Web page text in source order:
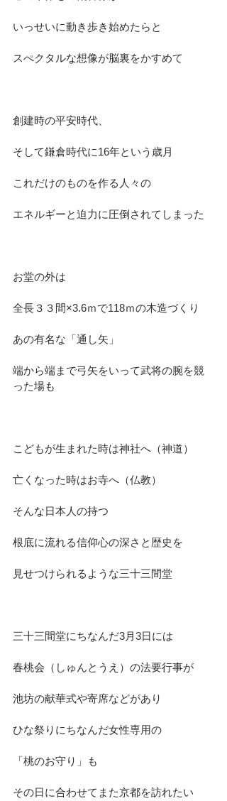
いっせいに動き歩き始めたらと
スぺクタルな想像が脳裏をかすめて
創建時の平安時代、
そして鎌倉時代に16年という歳月
これだけのものを作る人々の
エネルギーと迫力に圧倒されてしまった
お堂の外は
全長３３間×3.6ｍで118ｍの木造づくり
あの有名な「通し矢」
端から端まで弓矢をいって武将の腕を競
った場も
こどもが生まれた時は神社へ（神道）
亡くなった時はお寺へ（仏教）
そんな日本人の持つ
根底に流れる信仰心の深さと歴史を
見せつけられるような三十三間堂
三十三間堂にちなんだ3月3日には
春桃会（しゅんとうえ）の法要行事が
池坊の献華式や寄席などがあり
ひな祭りにちなんだ女性専用の
「桃のお守り」も
その日に合わせてまた京都を訪れたい